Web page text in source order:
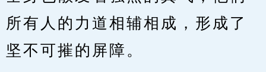
所有人的力道相辅相成，形成了
坚不可摧的屏障。